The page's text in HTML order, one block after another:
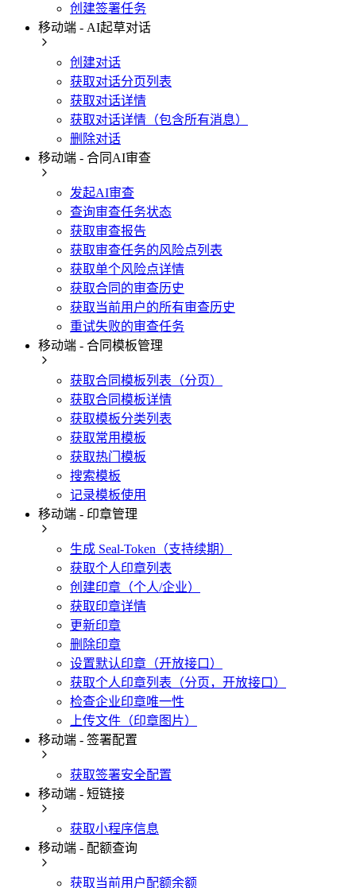
创建签署任务
移动端 - AI起草对话
创建对话
获取对话分页列表
获取对话详情
获取对话详情（包含所有消息）
删除对话
移动端 - 合同AI审查
发起AI审查
查询审查任务状态
获取审查报告
获取审查任务的风险点列表
获取单个风险点详情
获取合同的审查历史
获取当前用户的所有审查历史
重试失败的审查任务
移动端 - 合同模板管理
获取合同模板列表（分页）
获取合同模板详情
获取模板分类列表
获取常用模板
获取热门模板
搜索模板
记录模板使用
移动端 - 印章管理
生成 Seal-Token（支持续期）
获取个人印章列表
创建印章（个人/企业）
获取印章详情
更新印章
删除印章
设置默认印章（开放接口）
获取个人印章列表（分页，开放接口）
检查企业印章唯一性
上传文件（印章图片）
移动端 - 签署配置
获取签署安全配置
移动端 - 短链接
获取小程序信息
移动端 - 配额查询
获取当前用户配额余额